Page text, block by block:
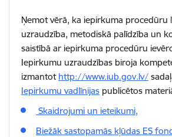
Ņemot vērā, ka iepirkuma procedūru
uzraudzība, metodiskā palīdzība un
saistībā ar iepirkuma procedūru
Iepirkumu uzraudzības biroja
izmantot http://www.iub.gov.lv/
Iepirkumu vadlīnijas publicētos
Skaidrojumi un ieteikumi,
Biežāk sastopamās kļūdas ES